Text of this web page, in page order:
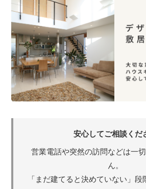
営業電話や突然の訪問などは一
ん。
「まだ建てると決めていない」